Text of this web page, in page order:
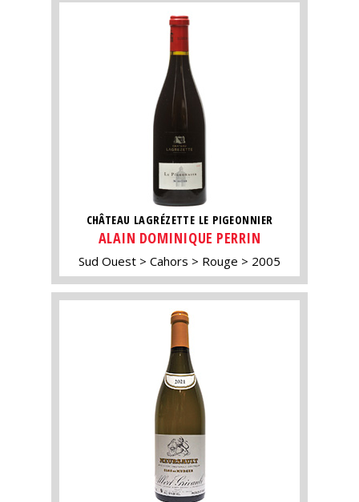
CHÂTEAU LAGRÉZETTE LE PIGEONNIER
ALAIN DOMINIQUE PERRIN
Sud Ouest Cahors Rouge 2005